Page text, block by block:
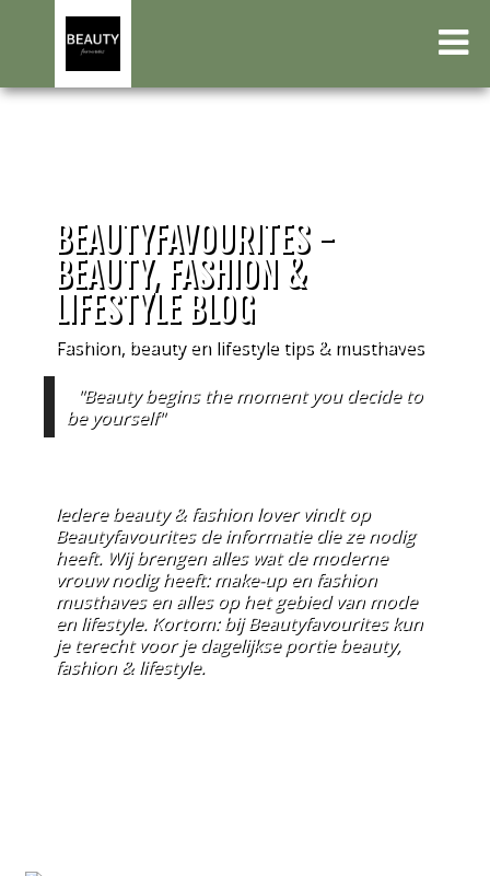
BEAUTYFAVOURITES -
BEAUTY, FASHION &
LIFESTYLE BLOG
Fashion, beauty en lifestyle tips & musthaves
"Beauty begins the moment you decide to
be yourself"
Iedere beauty & fashion lover vindt op
Beautyfavourites de informatie die ze nodig
heeft. Wij brengen alles wat de moderne
vrouw nodig heeft: make-up en fashion
musthaves en alles op het gebied van mode
en lifestyle. Kortom: bij Beautyfavourites kun
je terecht voor je dagelijkse portie beauty,
fashion & lifestyle.